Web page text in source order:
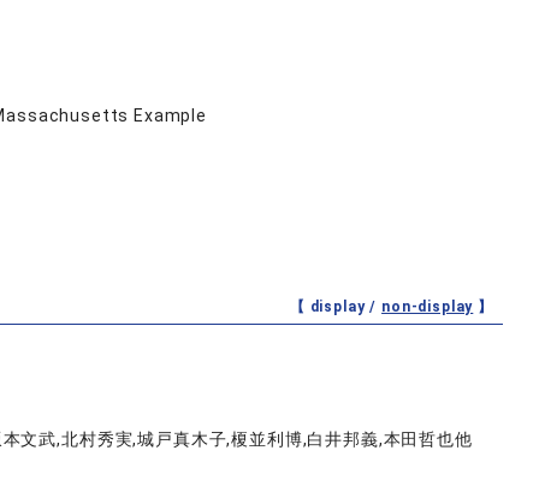
Example
【 display / non-display 】
文武,北村秀実,城戸真木子,榎並利博,白井邦義,本田哲也他